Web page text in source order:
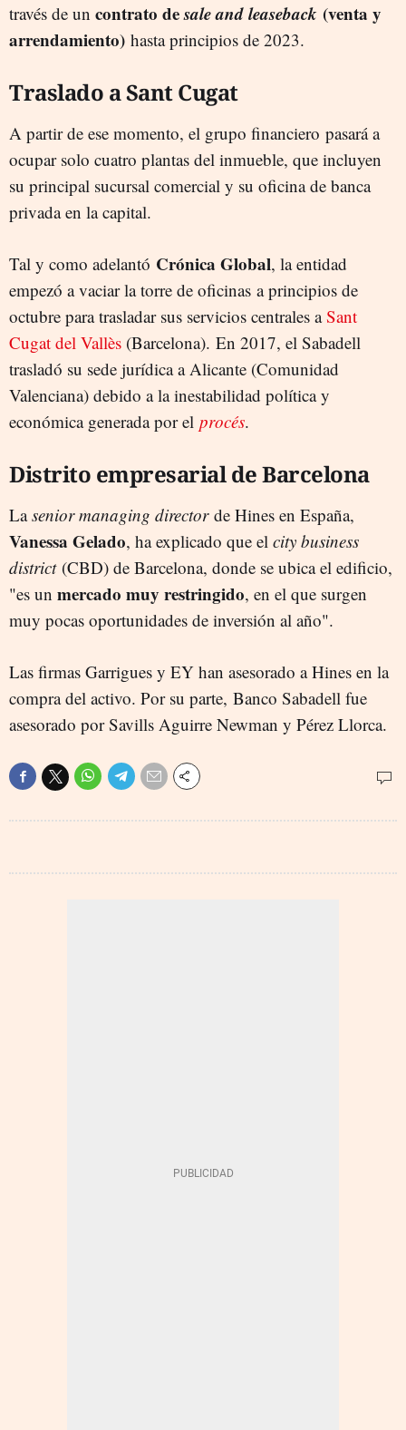
través de un contrato desale and leaseback (venta y
arrendamiento) hasta principios de 2023.
Traslado a Sant Cugat
A partir de ese momento, el grupo financiero pasará a
ocupar solo cuatro plantas del inmueble, que incluyen
su principal sucursal comercial y su oficina de banca
privada en la capital.
Tal y como adelantó Crónica Global, la entidad
empezó a vaciar la torre de oficinas a principios de
octubre para trasladar sus servicios centrales aSant
Cugat del Vallès (Barcelona). En 2017, el Sabadell
trasladó su sede jurídica a Alicante (Comunidad
Valenciana) debido a la inestabilidad política y
económica generada por el procés.
Distrito empresarial de Barcelona
Lasenior managing director de Hines en España,
Vanessa Gelado, ha explicado que el city business
district (CBD) de Barcelona, donde se ubica el edificio,
"es un mercado muy restringido, en el que surgen
muy pocas oportunidades de inversión al año".
Las firmas Garrigues y EY han asesorado a Hines en la
compra del activo. Por su parte, Banco Sabadell fue
asesorado por Savills Aguirre Newman y Pérez Llorca.